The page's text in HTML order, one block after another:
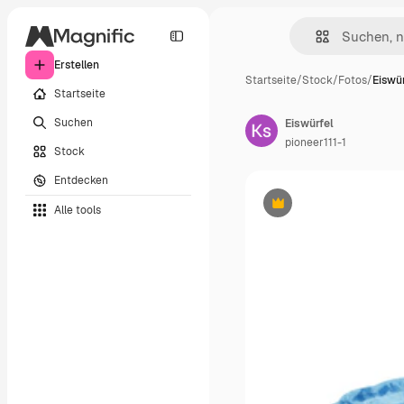
Erstellen
Startseite
Suchen
Stock
Entdecken
Alle tools
Startseite/Stock/Fotos/
Premium
Eiswürfel
pioneer111-1